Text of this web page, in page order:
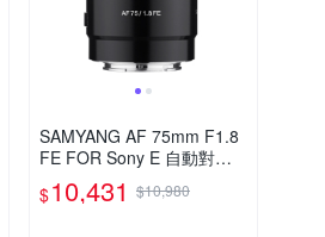
SAMYANG AF 75mm F1.8
FE FOR Sony E 自動對焦
(公司貨)
$10,431 $10,980